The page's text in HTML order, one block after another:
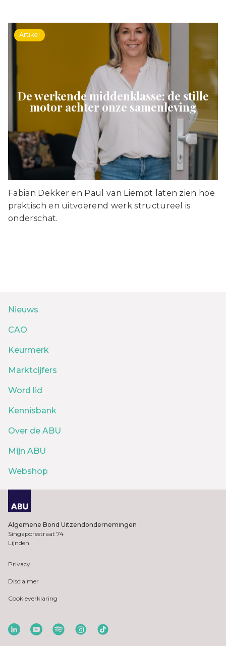
Artikel
De werkende middenklasse: de stille
motor achter onze samenleving
Fabian Dekker en Paul van Liempt laten zien hoe
praktisch en uitvoerend werk structureel is
onderschat.
Nieuws
CAO
Keurmerk
Marktcijfers
Word lid
Kennisbank
Over de ABU
Mijn ABU
Webshop
Algemene Bond Uitzendondernemingen
Singaporestraat 74
Lijnden
Privacy
Disclaimer
Cookieverklaring